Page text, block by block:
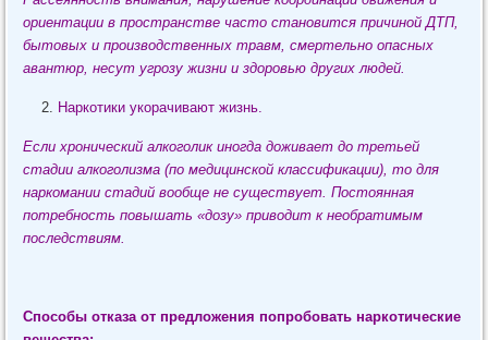
ориентации в пространстве часто становится причиной ДТП,
бытовых и производственных травм, смертельно опасных
авантюр, несут угрозу жизни и здоровью других людей.
Наркотики укорачивают жизнь.
Если хронический алкоголик иногда доживает до третьей
стадии алкоголизма (по медицинской классификации), то для
наркомании стадий вообще не существует. Постоянная
потребность повышать «дозу» приводит к необратимым
последствиям.
Способы отказа от предложения попробовать наркотические